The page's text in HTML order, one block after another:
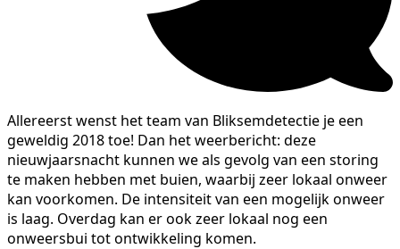
Allereerst wenst het team van Bliksemdetectie je een
geweldig 2018 toe! Dan het weerbericht: deze
nieuwjaarsnacht kunnen we als gevolg van een storing
te maken hebben met buien, waarbij zeer lokaal onweer
kan voorkomen. De intensiteit van een mogelijk onweer
is laag. Overdag kan er ook zeer lokaal nog een
onweersbui tot ontwikkeling komen.